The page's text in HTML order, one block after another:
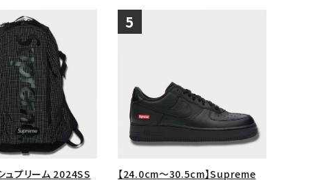
プリーム 2024SS
【24.0cm～30.5cm】Supreme